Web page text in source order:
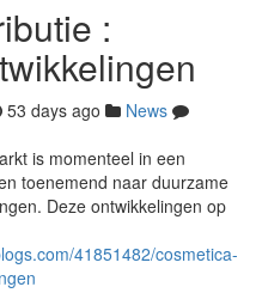
:
53 days ago
News
is momenteel in een
toenemend naar duurzame
Deze ontwikkelingen op
41851482/cosmetica-